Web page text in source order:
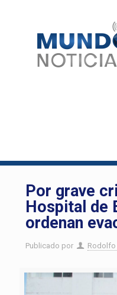
Por grave
Hospital de
ordenan
Publicado por Rodolfo